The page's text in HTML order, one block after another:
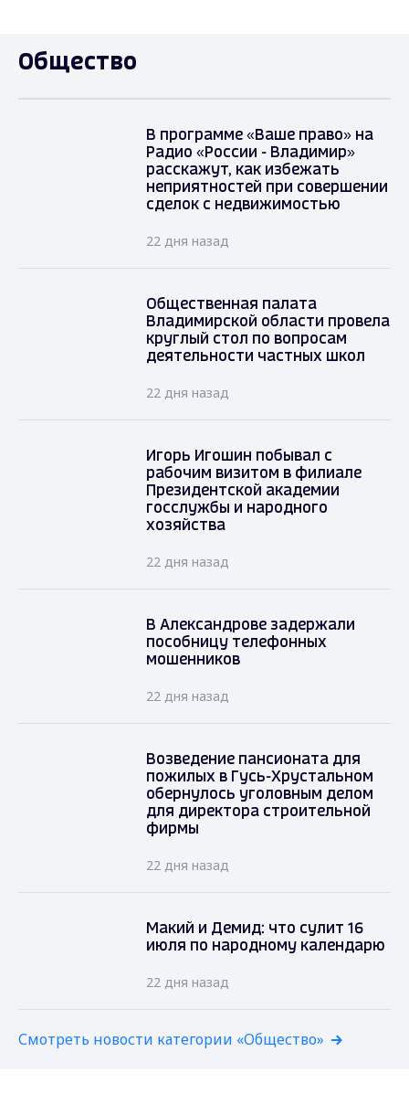
Общество
В программе «Ваше право» на
Радио «России - Владимир»
расскажут, как избежать
неприятностей при совершении
сделок с недвижимостью
22 дня назад
Общественная палата
Владимирской области провела
круглый стол по вопросам
деятельности частных школ
22 дня назад
Игорь Игошин побывал с
рабочим визитом в филиале
Президентской академии
госслужбы и народного
хозяйства
22 дня назад
В Александрове задержали
пособницу телефонных
мошенников
22 дня назад
Возведение пансионата для
пожилых в Гусь-Хрустальном
обернулось уголовным делом
для директора строительной
фирмы
22 дня назад
Макий и Демид: что сулит 16
июля по народному календарю
22 дня назад
Смотреть новости категории «Общество»